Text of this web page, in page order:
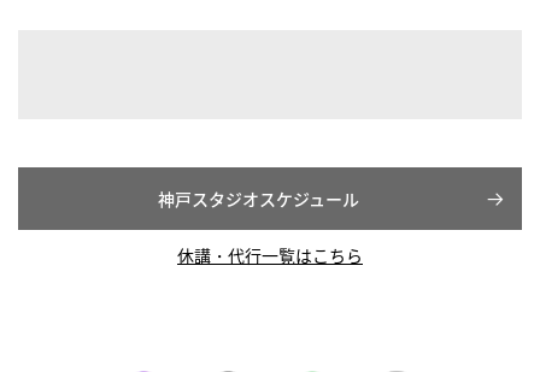
神戸スタジオスケジュール
休講・代行一覧はこちら